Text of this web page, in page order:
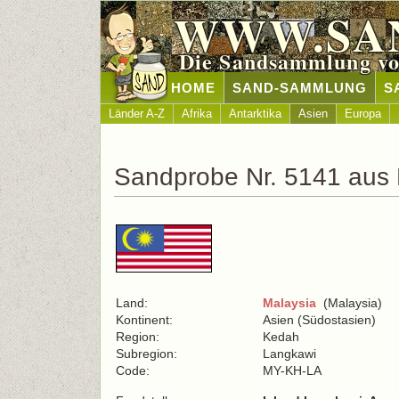
Die Sandsammlung
HOME SAND-SAMMLUNG
Länder A-Z Afrika Antarktika Asien Europa
Sandprobe Nr. 5141 aus
Land: Malaysia (Malaysia)
Kontinent:
Asien (Südostasien)
Region:
Kedah
Subregion:
Langkawi
Code:
MY-KH-LA